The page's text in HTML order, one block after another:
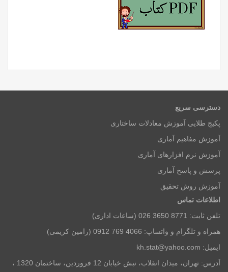
دسترسی سریع
پکیج طلایی آموزش معادلات ساختاری
آموزش مفاهیم آماری
آموزش نرم افزارهای آماری
پرسش و پاسخ آماری
آموزش روش تحقیق
اطلاعات تماس
تلفن ثابت: 8771 3650 026 (ساعات اداری)
همراه و تلگرام و واتساپ: 4066 769 0912 (رامین کریمی)
ایمیل: kh.stat@yahoo.com
آدرس: تهران، میدان انقلاب، نبش خیابان 12 فروردین، ساختمان 1320 ،